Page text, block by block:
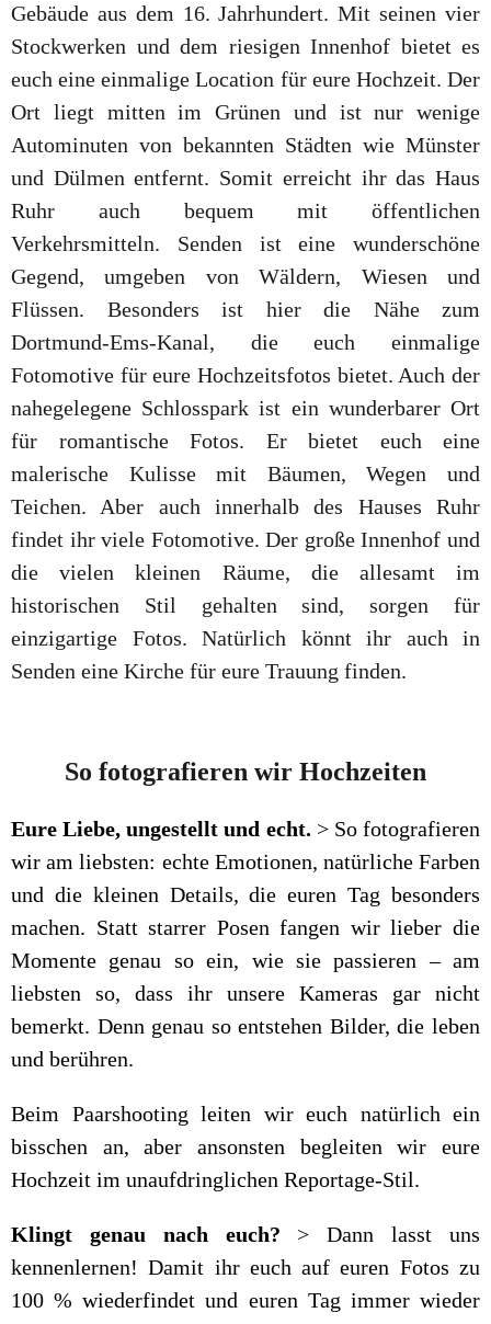
Gebäude aus dem 16. Jahrhundert. Mit seinen vier
Stockwerken und dem riesigen Innenhof bietet es
euch eine einmalige Location für eure Hochzeit. Der
Ort liegt mitten im Grünen und ist nur wenige
Autominuten von bekannten Städten wie Münster
und Dülmen entfernt. Somit erreicht ihr das Haus
Ruhr auch bequem mit öffentlichen
Verkehrsmitteln. Senden ist eine wunderschöne
Gegend, umgeben von Wäldern, Wiesen und
Flüssen. Besonders ist hier die Nähe zum
Dortmund-Ems-Kanal, die euch einmalige
Fotomotive für eure Hochzeitsfotos bietet. Auch der
nahegelegene Schlosspark ist ein wunderbarer Ort
für romantische Fotos. Er bietet euch eine
malerische Kulisse mit Bäumen, Wegen und
Teichen. Aber auch innerhalb des Hauses Ruhr
findet ihr viele Fotomotive. Der große Innenhof und
die vielen kleinen Räume, die allesamt im
historischen Stil gehalten sind, sorgen für
einzigartige Fotos. Natürlich könnt ihr auch in
Senden eine Kirche für eure Trauung finden.
So fotografieren wir Hochzeiten
Eure Liebe, ungestellt und echt. > So fotografieren
wir am liebsten: echte Emotionen, natürliche Farben
und die kleinen Details, die euren Tag besonders
machen. Statt starrer Posen fangen wir lieber die
Momente genau so ein, wie sie passieren – am
liebsten so, dass ihr unsere Kameras gar nicht
bemerkt. Denn genau so entstehen Bilder, die leben
und berühren.
Beim Paarshooting leiten wir euch natürlich ein
bisschen an, aber ansonsten begleiten wir eure
Hochzeit im unaufdringlichen Reportage-Stil.
Klingt genau nach euch? > Dann lasst uns
kennenlernen! Damit ihr euch auf euren Fotos zu
100 % wiederfindet und euren Tag immer wieder